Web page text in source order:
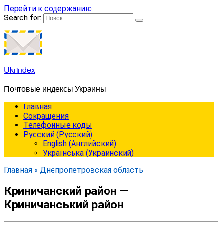
Перейти к содержанию
Search for:
Ukrindex
Почтовые индексы Украины
Главная
Сокращения
Телефонные коды
Русский (Русский)
English (Английский)
Українська (Украинский)
Главная » Днепропетровская область
Криничанский район —
Криничанський район